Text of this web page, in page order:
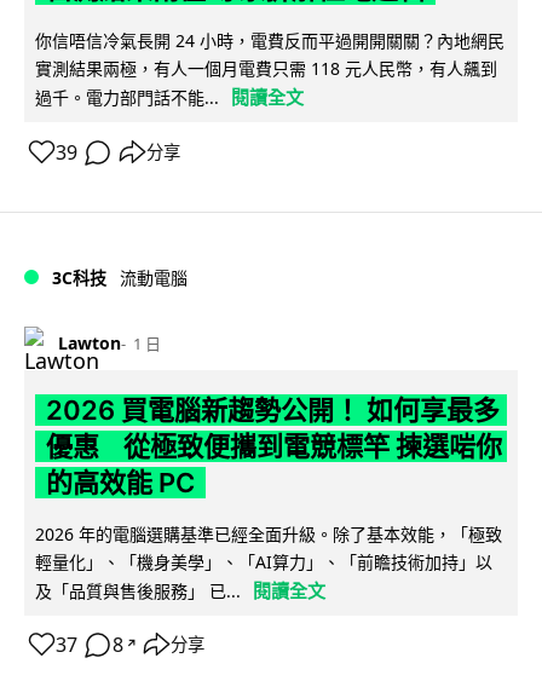
你信唔信冷氣長開 24 小時，電費反而平過開開關關？內地網民
實測結果兩極，有人一個月電費只需 118 元人民幣，有人飆到
過千。電力部門話不能...
閱讀全文
39 分享
3C科技 流動電腦
Lawton 1 日
2026 買電腦新趨勢公開！ 如何享最多
優惠 從極致便攜到電競標竿 揀選啱你
的高效能 PC
2026 年的電腦選購基準已經全面升級。除了基本效能，「極致
輕量化」、「機身美學」、「AI算力」、「前瞻技術加持」以
及「品質與售後服務」 已...
閱讀全文
37 8 ↗ 分享